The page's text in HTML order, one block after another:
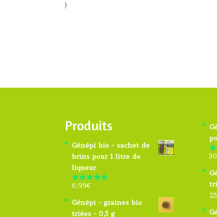
)
Produits
Génépi bio - sachet de
brins pour 1 litre de
liqueur
Note4.91
6,99€
Génépi - graines bio
triées - 0,5 g